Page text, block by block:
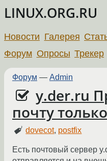
LINUX.ORG.RU
Новости Галерея
Форум Опросы Трекер
Форум — Admin
y.der.ru
почту
dovecot, postfix
Есть почтовый сервер